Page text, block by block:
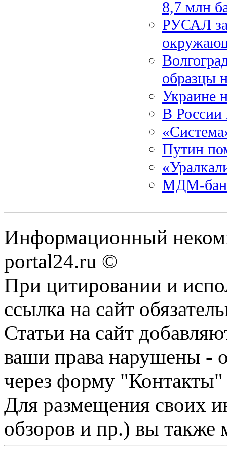
8,7 млн
РУСАЛ
образцы
Украине
В России
Путин
МДМ-
Информационный
portal24.ru ©
При цитировании и
ссылка на сайт
Статьи на сайт
ваши права нарушены -
через форму "Контакты"
Для размещения своих
обзоров и пр.) вы также